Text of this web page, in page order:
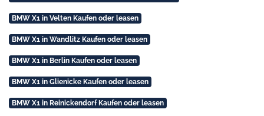
BMW X1 in Velten Kaufen oder leasen
BMW X1 in Wandlitz Kaufen oder leasen
BMW X1 in Berlin Kaufen oder leasen
BMW X1 in Glienicke Kaufen oder leasen
BMW X1 in Reinickendorf Kaufen oder leasen